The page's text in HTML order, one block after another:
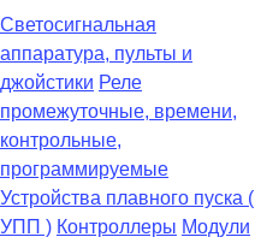
Светосигнальная
аппаратура, пульты и
джойстики Реле
промежуточные, времени,
контрольные,
программируемые
Устройства плавного пуска (
УПП ) Контроллеры Модули